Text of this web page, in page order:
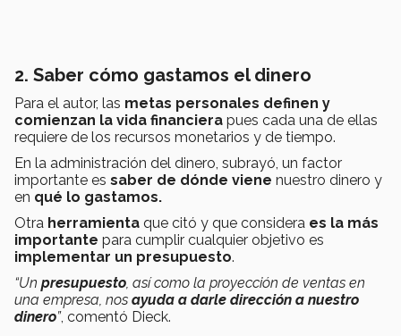
2. Saber cómo gastamos el dinero
Para el autor, las metas personales definen y
comienzan la vida financiera pues cada una de ellas
requiere de los recursos monetarios y de tiempo.
En la administración del dinero, subrayó, un factor
importante es saber de dónde viene nuestro dinero y
en qué lo gastamos.
Otra herramienta que citó y que considera es la más
importante para cumplir cualquier objetivo es
implementar un presupuesto.
“Un presupuesto , así como la proyección de ventas en
una empresa, nos ayuda a darle dirección a nuestro
dinero”, comentó Dieck.